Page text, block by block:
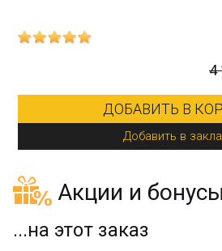
4
ДОБАВИТЬ В
Добавить в
Акции и бонусы
...на этот заказ